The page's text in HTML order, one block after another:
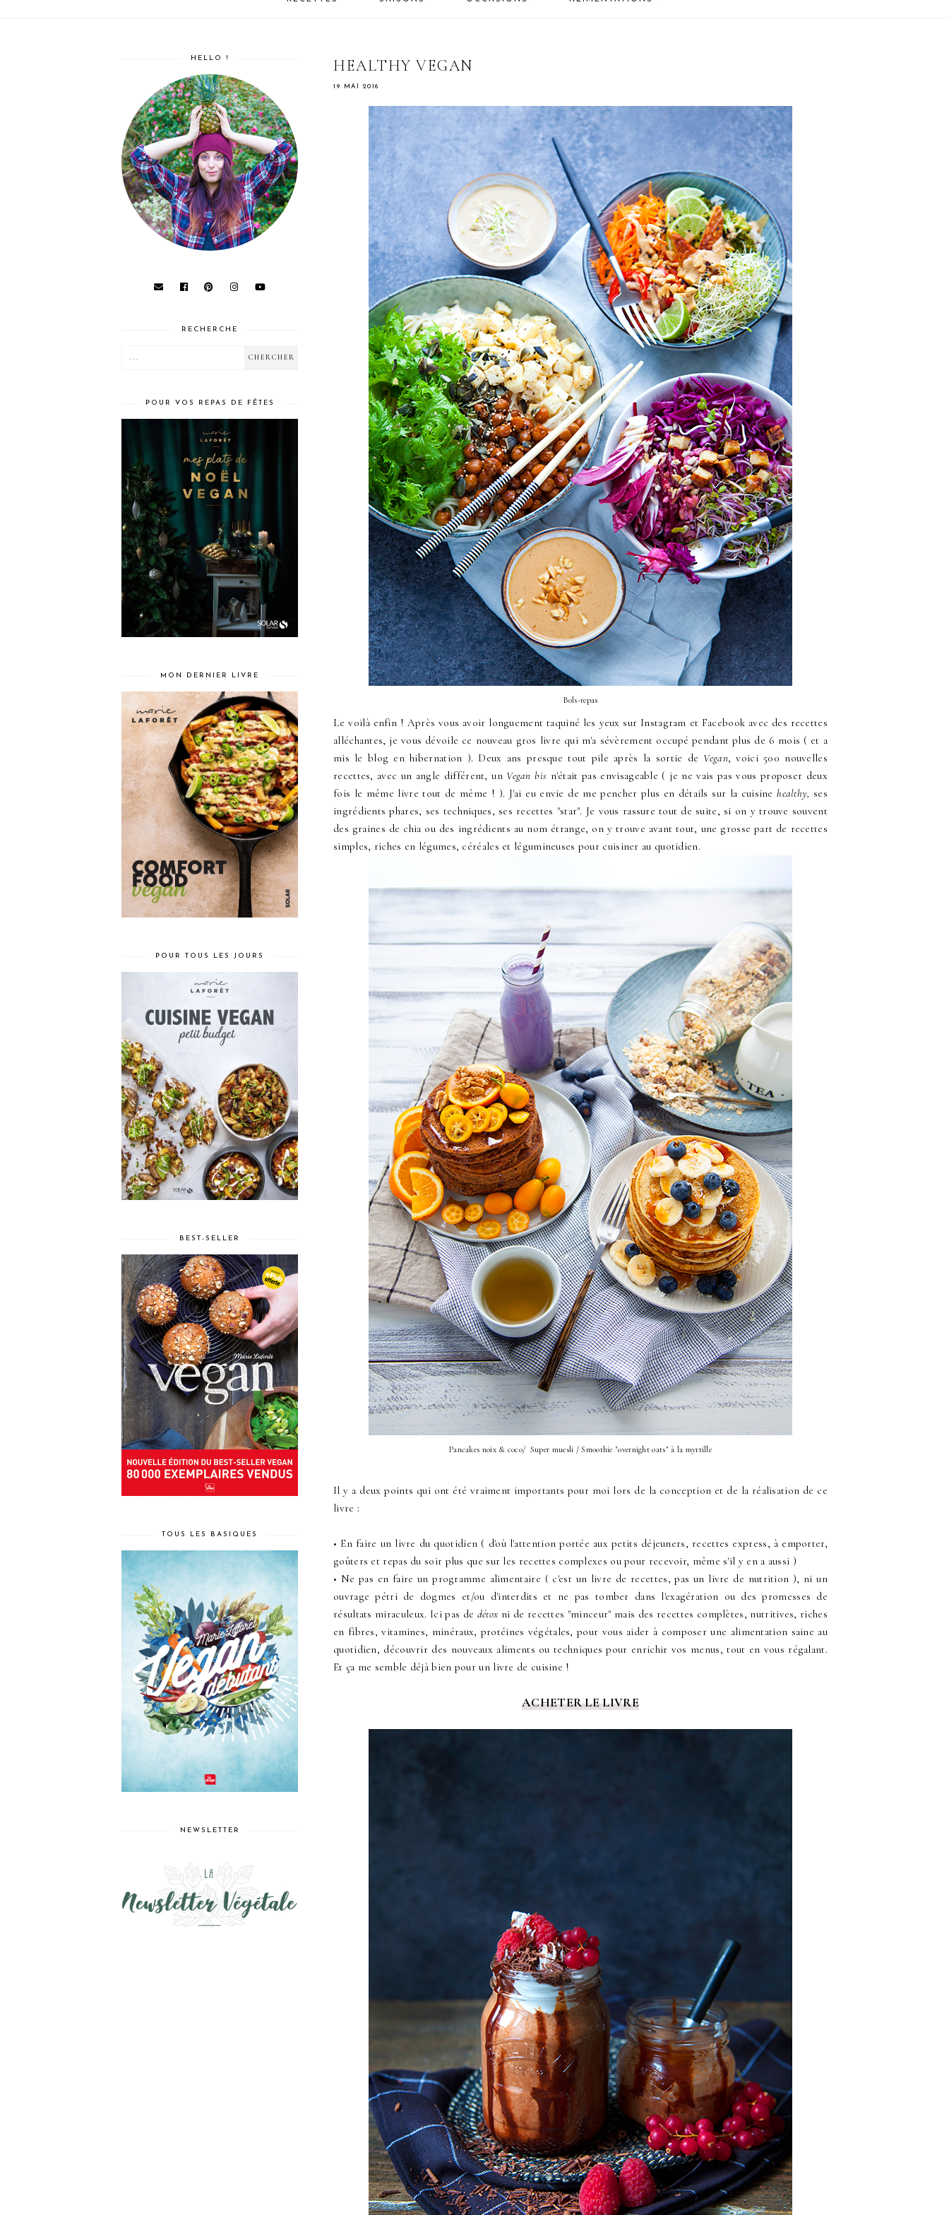
HEALTHY VEGAN
19 MAI 2016
Bols-repas
Le voilà enfin ! Après vous avoir longuement taquiné les yeux sur Instagram et Facebook avec des recettes
alléchantes, je vous dévoile ce nouveau gros livre qui m'a sévèrement occupé pendant plus de 6 mois ( et a
mis le blog en hibernation ). Deux ans presque tout pile après la sortie de Vegan, voici 500 nouvelles
recettes, avec un angle différent, un Vegan bis n'était pas envisageable ( je ne vais pas vous proposer deux
fois le même livre tout de même ! ). J'ai eu envie de me pencher plus en détails sur la cuisinehealthy, ses
ingrédients phares, ses techniques, ses recettes "star". Je vous rassure tout de suite, si on y trouve souvent
des graines de chia ou des ingrédients au nom étrange, on y trouve avant tout, une grosse part de recettes
simples, riches en légumes, céréales et légumineuses pour cuisiner au quotidien.
Pancakes noix & coco/ Super muesli / Smoothie "overnight oats" à la myrtille
Il y a deux points qui ont été vraiment importants pour moi lors de la conception et de la réalisation de ce
livre :
• En faire un livre du quotidien ( d'où l'attention portée aux petits déjeuners, recettes express, à emporter,
goûters et repas du soir plus que sur les recettes complexes ou pour recevoir, même s'il y en a aussi )
• Ne pas en faire un programme alimentaire ( c'est un livre de recettes, pas un livre de nutrition ), ni un
ouvrage pétri de dogmes et/ou d'interdits et ne pas tomber dans l'exagération ou des promesses de
résultats miraculeux. Ici pas de détox ni de recettes "minceur" mais des recettes complètes, nutritives, riches
en fibres, vitamines, minéraux, protéines végétales, pour vous aider à composer une alimentation saine au
quotidien, découvrir des nouveaux aliments ou techniques pour enrichir vos menus, tout en vous régalant.
Et ça me semble déjà bien pour un livre de cuisine !
ACHETER LE LIVRE
HELLO !
RECHERCHE
POUR VOS REPAS DE FÊTES
MON DERNIER LIVRE
POUR TOUS LES JOURS
BEST-SELLER
TOUS LES BASIQUES
NEWSLETTER